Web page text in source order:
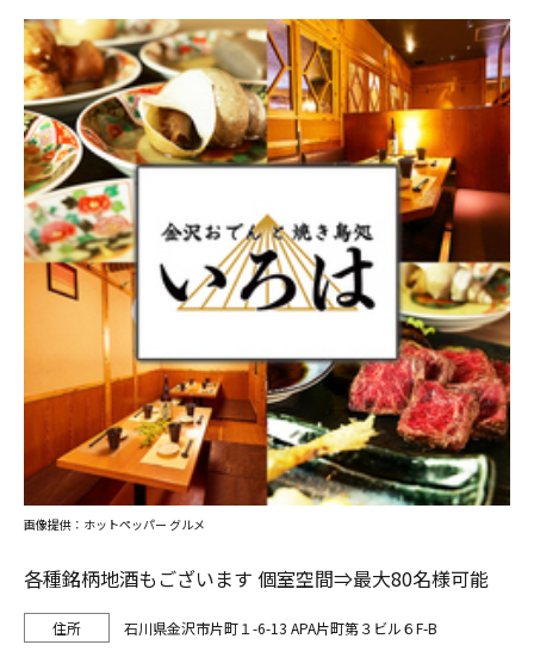
各種銘柄地酒もございます 個室空間⇒最大80名様可能
石川県金沢市片町１-6-13 APA片町第３ビル６F-B
画像提供：ホットペッパー グルメ